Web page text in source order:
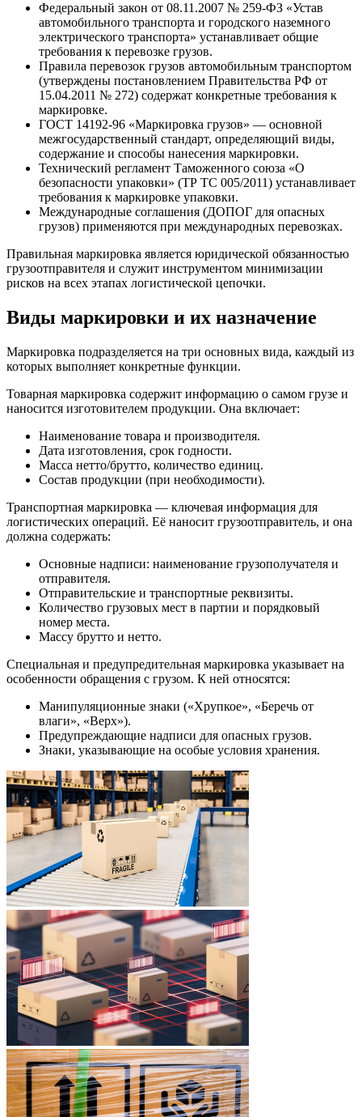
Федеральный закон от 08.11.2007 № 259-ФЗ «Устав
автомобильного транспорта и городского наземного
электрического транспорта» устанавливает общие
требования к перевозке грузов.
Правила перевозок грузов автомобильным транспортом
(утверждены постановлением Правительства РФ от
15.04.2011 № 272) содержат конкретные требования к
маркировке.
ГОСТ 14192-96 «Маркировка грузов» — основной
межгосударственный стандарт, определяющий виды,
содержание и способы нанесения маркировки.
Технический регламент Таможенного союза «О
безопасности упаковки» (ТР ТС 005/2011) устанавливает
требования к маркировке упаковки.
Международные соглашения (ДОПОГ для опасных
грузов) применяются при международных перевозках.
Правильная маркировка является юридической обязанностью
грузоотправителя и служит инструментом минимизации
рисков на всех этапах логистической цепочки.
Виды маркировки и их назначение
Маркировка подразделяется на три основных вида, каждый из
которых выполняет конкретные функции.
Товарная маркировка содержит информацию о самом грузе и
наносится изготовителем продукции. Она включает:
Наименование товара и производителя.
Дата изготовления, срок годности.
Масса нетто/брутто, количество единиц.
Состав продукции (при необходимости).
Транспортная маркировка — ключевая информация для
логистических операций. Её наносит грузоотправитель, и она
должна содержать:
Основные надписи: наименование грузополучателя и
отправителя.
Отправительские и транспортные реквизиты.
Количество грузовых мест в партии и порядковый
номер места.
Массу брутто и нетто.
Специальная и предупредительная маркировка указывает на
особенности обращения с грузом. К ней относятся:
Манипуляционные знаки («Хрупкое», «Беречь от
влаги», «Верх»).
Предупреждающие надписи для опасных грузов.
Знаки, указывающие на особые условия хранения.